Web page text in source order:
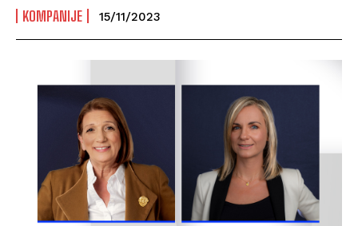
KOMPANIJE 15/11/2023